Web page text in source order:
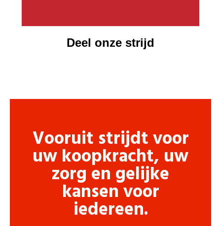
Deel onze strijd
Vooruit strijdt voor
uw koopkracht, uw
zorg en gelijke
kansen voor
iedereen.